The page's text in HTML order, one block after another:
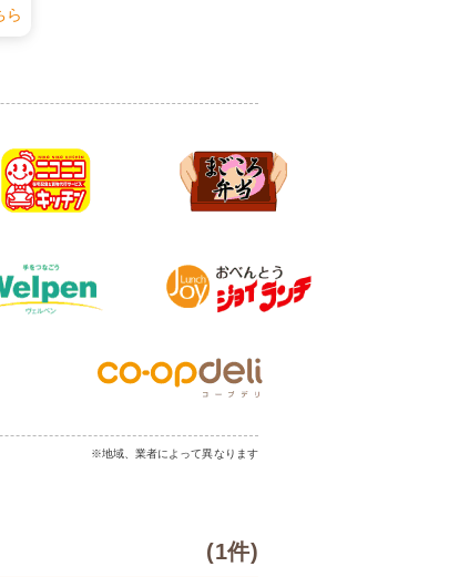
ら
※地域、業者によって異なります
(1件)